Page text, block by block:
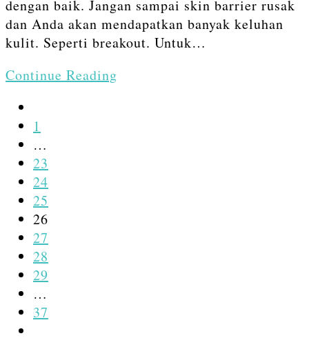
dengan baik. Jangan sampai skin barrier rusak
dan Anda akan mendapatkan banyak keluhan
kulit. Seperti breakout. Untuk…
Continue Reading
to
the
previous
page
1
…
23
24
25
26
27
28
29
…
37